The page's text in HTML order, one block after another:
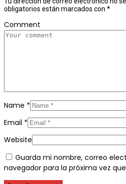
obligatorios están marcados con *
Comment
Name *
Email *
Website
Guarda mi nombre, correo
navegador para la próxima vez